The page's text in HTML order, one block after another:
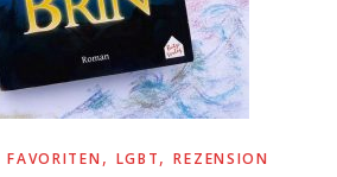
FAVORITEN , LGBT,REZENSION